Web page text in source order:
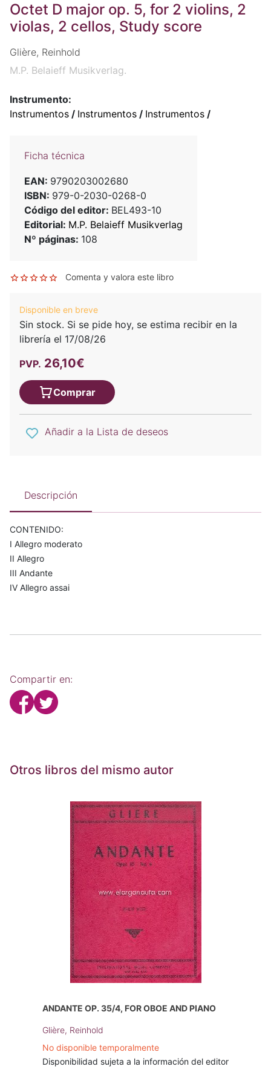
Octet D major op. 5, for 2 violins, 2
violas, 2 cellos, Study score
Glière, Reinhold
M.P. Belaieff Musikverlag.
Instrumento:
Instrumentos / Instrumentos / Instrumentos /
Ficha técnica
EAN: 9790203002680
ISBN: 979-0-2030-0268-0
Código del editor: BEL493-10
Editorial: M.P. Belaieff Musikverlag
Nº páginas: 108
Comenta y valora este libro
Disponible en breve
Sin stock. Si se pide hoy, se estima recibir en la
librería el 17/08/26
PVP. 26,10€
Comprar
Añadir a la Lista de deseos
Descripción
CONTENIDO:
I Allegro moderato
II Allegro
III Andante
IV Allegro assai
Compartir en:
Otros libros del mismo autor
ANDANTE OP. 35/4, FOR OBOE AND PIANO
Glière, Reinhold
No disponible temporalmente
Disponibilidad sujeta a la información del editor